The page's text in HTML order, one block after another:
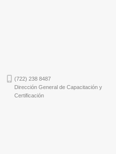
(722) 238 8487
Dirección General de Capacitación y
Certificación